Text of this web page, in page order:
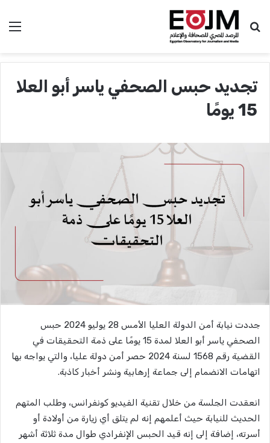
بحث عن
تجديد حبس الصحفي ياسر أبو العلا
15 يومًا
جددت نيابة أمن الدولة العليا الأمس 28 يوليو 2024 حبس
الصحفي ياسر أبو العلا لمدة 15 يومًا على ذمة التحقيقات في
القضية رقم 1568 لسنة 2024 حصر أمن دولة عليا، والتي يواجه بها
اتهامات الانضمام إلى جماعة إرهابية ونشر أخبار كاذبة.
انعقدت الجلسة من خلال تقنية الفيديو كونفرانس، وطلب المتهم
الحديث للنيابة حيث أعلمهم إنه لم يتلق أي زيارة من أولادة أو
أسرته، إضافة إلى إنه قيد الحبس الإنفرادي طوال مدة ثلاثة أشهر